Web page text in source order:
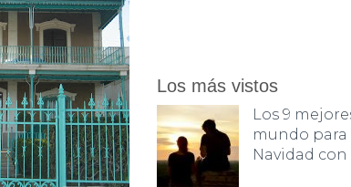
Los más vistos
Los 9
mundo para
Navidad